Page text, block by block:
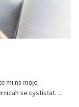
s katerimi
Že v naprej se
mi na moje
se cystistat